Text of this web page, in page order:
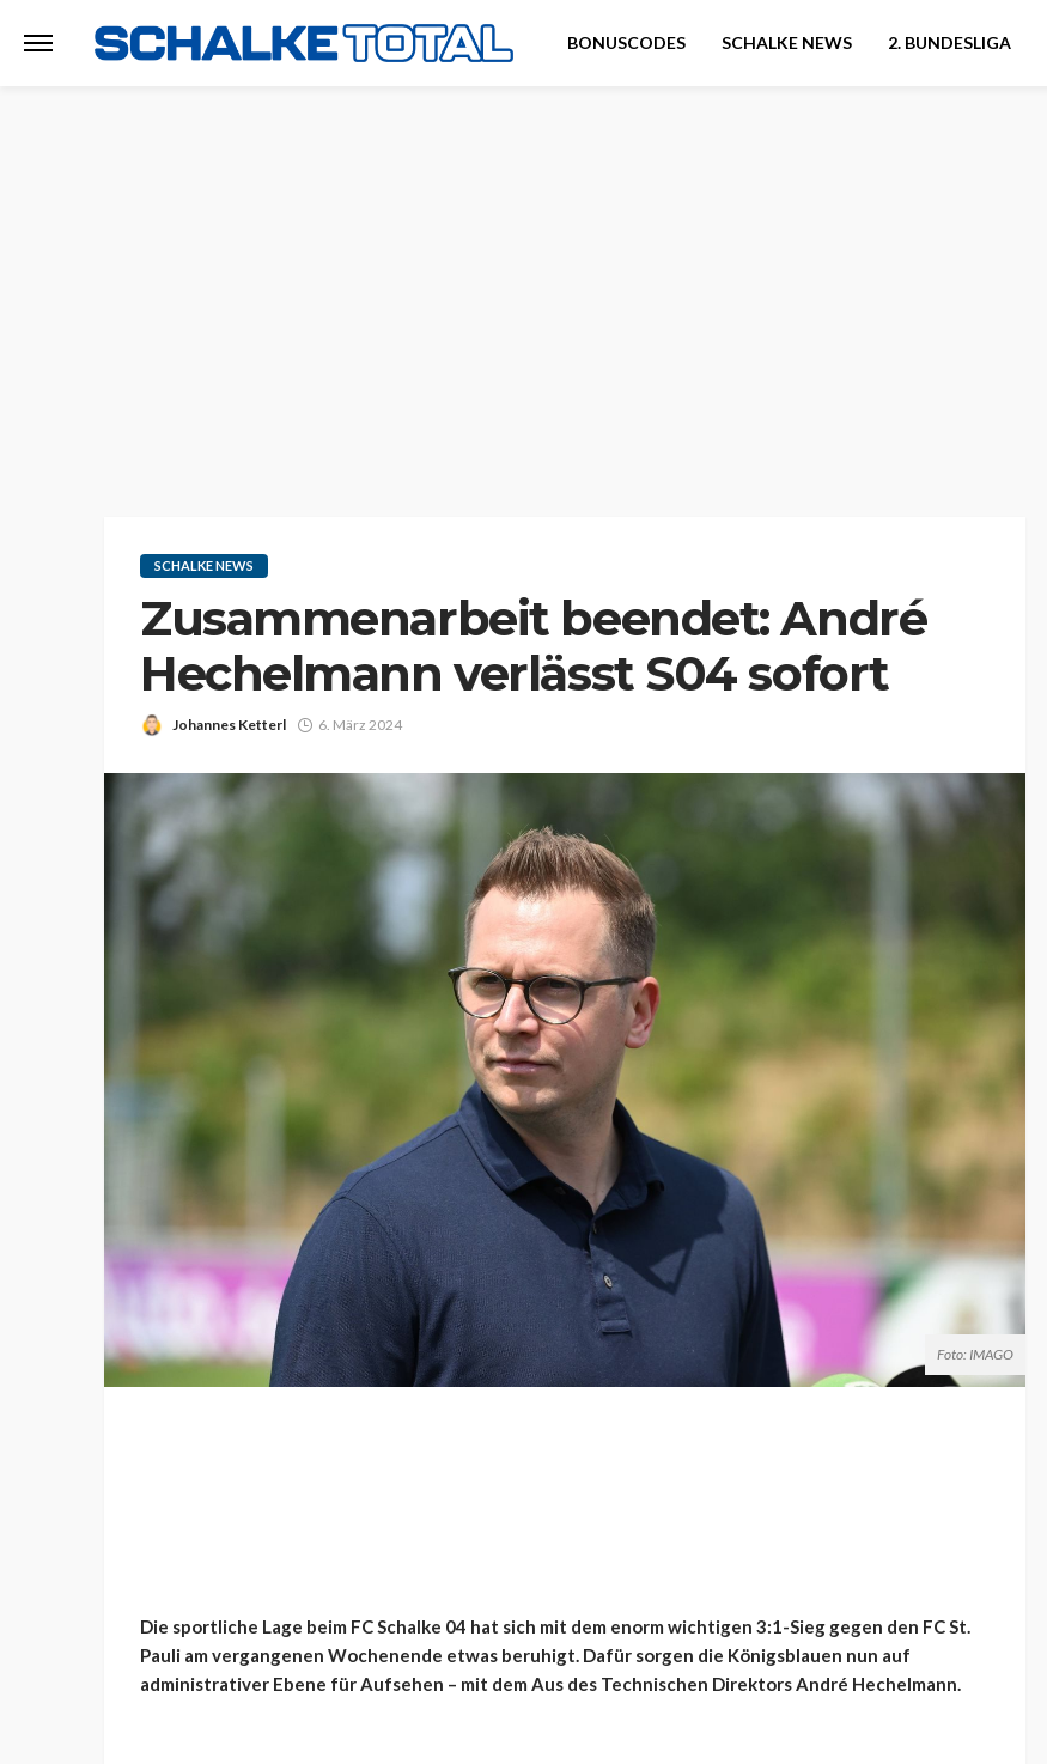
BONUSCODES SCHALKE NEWS 2. BUNDESLIGA
SCHALKE NEWS
Zusammenarbeit beendet: André
Hechelmann verlässt S04 sofort
Johannes Ketterl 6. März 2024
Foto: IMAGO
Die sportliche Lage beim FC Schalke 04 hat sich mit dem enorm wichtigen 3:1-Sieg gegen den FC St.
Pauli am vergangenen Wochenende etwas beruhigt. Dafür sorgen die Königsblauen nun auf
administrativer Ebene für Aufsehen – mit dem Aus des Technischen Direktors André Hechelmann.